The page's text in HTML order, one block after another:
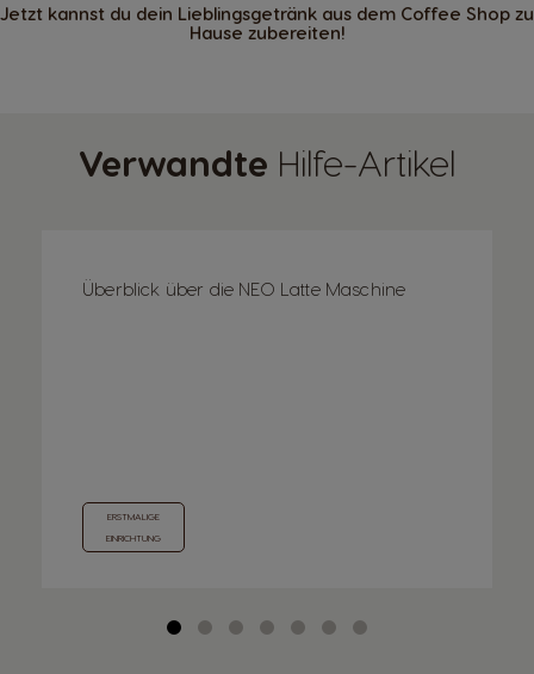
Jetzt kannst du dein Lieblingsgetränk aus dem Coffee Shop zu
Hause zubereiten!
Verwandte Hilfe-Artikel
Überblick über die NEO Latte Maschine
ERSTMALIGE
EINRICHTUNG